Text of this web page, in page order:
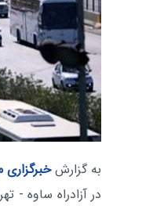
به گزارش
در آزادراه ساوه -